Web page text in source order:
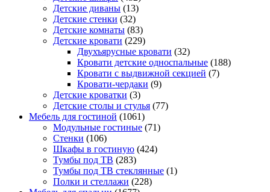
Детские диваны (13)
Детские стенки (32)
Детские комнаты (83)
Детские кровати (229)
Двухъярусные кровати (32)
Кровати детские односпальные (188)
Кровати с выдвижной секцией (7)
Кровати-чердаки (9)
Детские кроватки (3)
Детские столы и стулья (77)
Мебель для гостиной (1061)
Модульные гостиные (71)
Стенки (106)
Шкафы в гостиную (424)
Тумбы под ТВ (283)
Тумбы под ТВ стеклянные (1)
Полки и стеллажи (228)